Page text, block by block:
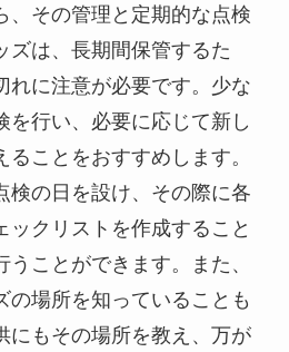
、その管理と定期的な点検
ズは、長期間保管するた
れに注意が必要です。少な
を行い、必要に応じて新し
ことをおすすめします。
検の日を設け、その際に各
ックリストを作成すること
ことができます。また、
の場所を知っていることも
にもその場所を教え、万が